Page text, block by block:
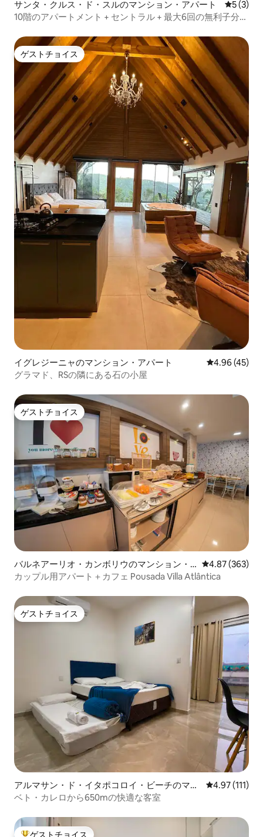
サンタ・クルス・ド・スルのマンション・アパート レビュー
5 (3)
10階のアパートメント + セントラル + 最大6回の無利子分割
ゲストチョイス
ゲストチョイス
イグレジーニャのマンション・アパート レビュー45
4.96 (45)
グラマド、RSの隣にある石の小屋
ゲストチョイス
ゲストチョイス
バルネアーリオ・カンボリウのマンション・
アパート
レビュー363
4.87 (363)
カップル用アパート＋カフェ Pousada Villa Atlântica
ゲストチョイス
ゲストチョイス
アルマサン・ド・イタポコロイ・ビーチのマン
ション・アパート
レビュー111
4.97 (111)
ベト・カレロから650mの快適な客室
ゲストチョイス